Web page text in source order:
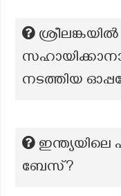
നടത്തിയ
ബേസ്?